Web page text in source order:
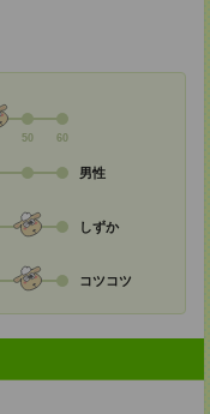
50 60
男性
しずか
コツコツ